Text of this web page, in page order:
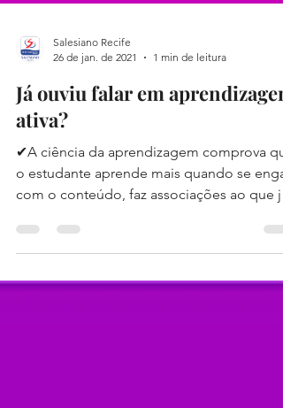
26 de jan. de 2021
1 min de leitura
Já ouviu falar em aprendizagem
ativa?
✔A ciência da aprendizagem comprova
o estudante aprende mais quando se
com o conteúdo, faz associações ao que já